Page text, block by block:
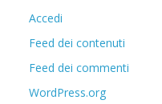
Accedi
Feed dei contenuti
Feed dei commenti
WordPress.org